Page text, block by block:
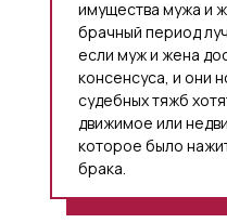
имущества мужа и
брачный период
если муж и жена
консенсуса, и они
судебных тяжб
движимое или
которое было
брака.